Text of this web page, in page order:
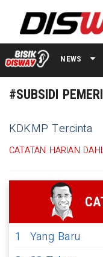
NEWS
#SUBSIDI
KDKMP Tercinta
CATATAN HARIAN
1
Yang Baru